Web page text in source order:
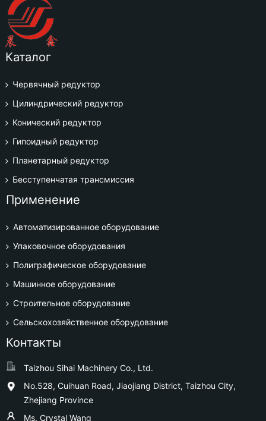
Каталог
Червячный редуктор
Цилиндрический редуктор
Конический редуктор
Гипоидный редуктор
Планетарный редуктор
Бесступенчатая трансмиссия
Применение
Автоматизированное оборудование
Упаковочное оборудования
Полиграфическое оборудование
Машинное оборудование
Строительное оборудование
Сельскохозяйственное оборудование
Контакты
Taizhou Sihai Machinery Co., Ltd.
No.528, Cuihuan Road, Jiaojiang District, Taizhou City,
Zhejiang Province
Ms. Crystal Wang